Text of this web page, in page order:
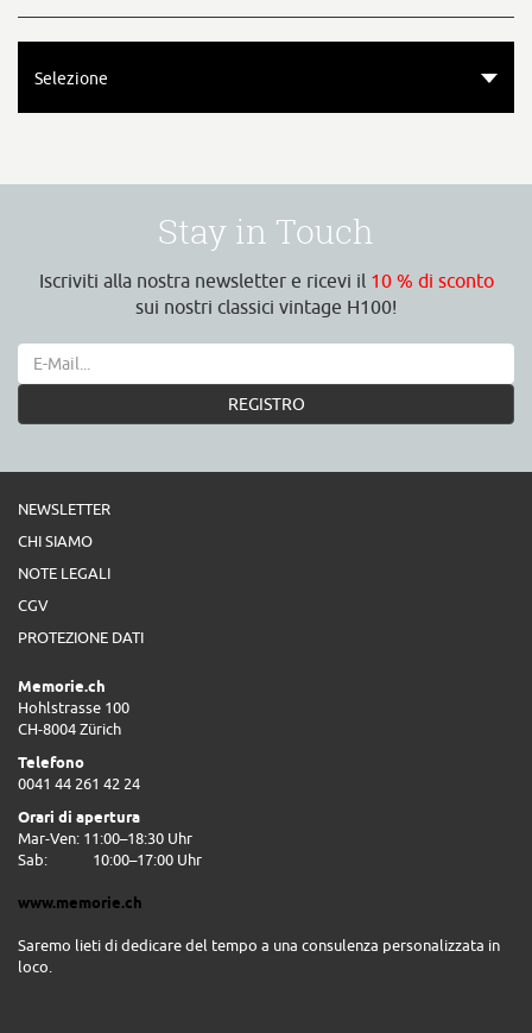
Selezione
Stay in Touch
Iscriviti alla nostra newsletter e ricevi il 10 % di sconto
sui nostri classici vintage H100!
REGISTRO
NEWSLETTER
CHI SIAMO
NOTE LEGALI
CGV
PROTEZIONE DATI
Memorie.ch
Hohlstrasse 100
CH-8004 Zürich
Telefono
0041 44 261 42 24
Orari di apertura
Mar-Ven: 11:00–18:30 Uhr
Sab:
10:00–17:00 Uhr
www.memorie.ch
Saremo lieti di dedicare del tempo a una consulenza personalizzata in
loco.